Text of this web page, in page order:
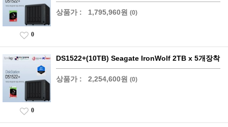
상품가 : 1,795,960원 (0)
0
DS1522+(10TB) Seagate IronWolf 2TB x 5개장착
상품가 : 2,254,600원 (0)
0